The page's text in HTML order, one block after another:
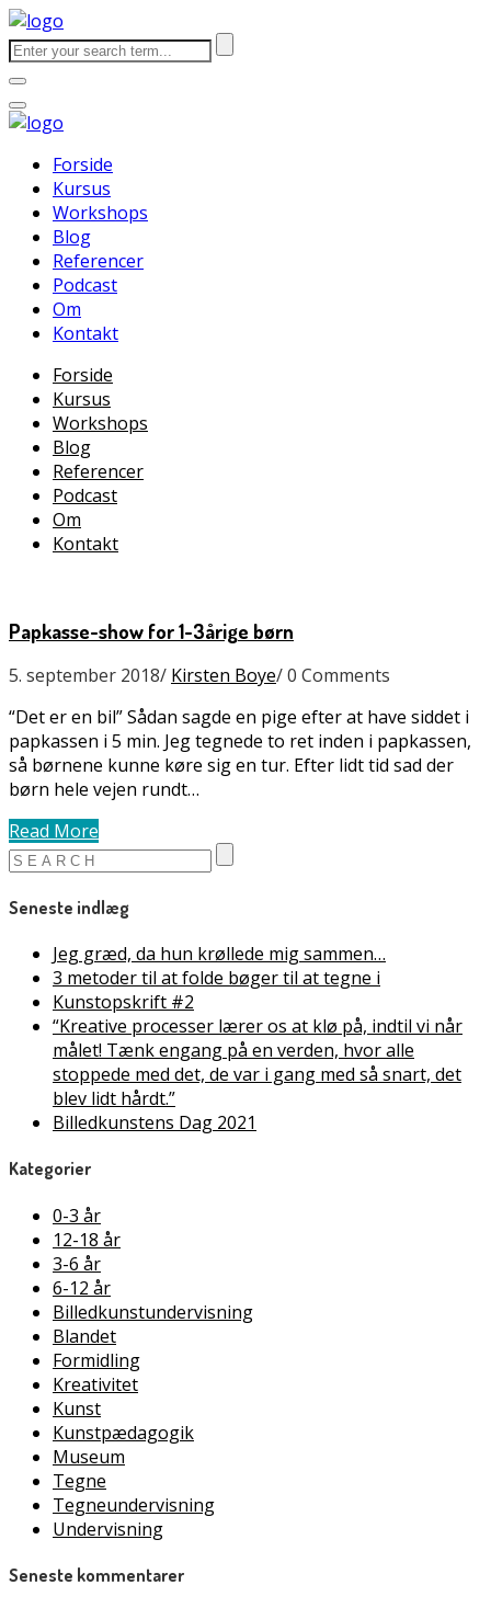
Forside
Kursus
Workshops
Blog
Referencer
Podcast
Om
Kontakt
Forside
Kursus
Workshops
Blog
Referencer
Podcast
Om
Kontakt
Papkasse-show for 1-3årige børn
5. september 2018/ Kirsten Boye/0 Comments
“Det er en bil” Sådan sagde en pige efter at have siddet i
papkassen i 5 min. Jeg tegnede to ret inden i papkassen,
så børnene kunne køre sig en tur. Efter lidt tid sad der
børn hele vejen rundt…
Read More
Seneste indlæg
Jeg græd, da hun krøllede mig sammen…
3 metoder til at folde bøger til at tegne i
Kunstopskrift #2
“Kreative processer lærer os at klø på, indtil vi når
målet! Tænk engang på en verden, hvor alle
stoppede med det, de var i gang med så snart, det
blev lidt hårdt.”
Billedkunstens Dag 2021
Kategorier
0-3 år
12-18 år
3-6 år
6-12 år
Billedkunstundervisning
Blandet
Formidling
Kreativitet
Kunst
Kunstpædagogik
Museum
Tegne
Tegneundervisning
Undervisning
Seneste kommentarer